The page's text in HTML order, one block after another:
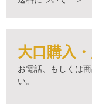
大口購入
お電話、もしくは
い。